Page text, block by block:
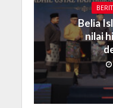
Belia
nilai